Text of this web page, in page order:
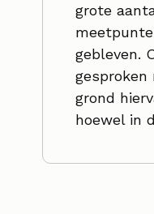
grote
gebleven.
gesproken
grond
hoewel in